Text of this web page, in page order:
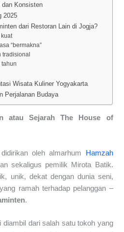
dan Konsisten
2025
dari Restoran Lain di Jogja?
kuat
“bermakna”
tradisional
tahun
Wisata Kuliner Yogyakarta
Perjalanan Budaya
atau Sejarah The House of
oleh almarhum
Hamzah
sekaligus pemilik Mirota Batik.
unik, dekat dengan dunia seni,
ramah terhadap pelanggan –
.
diambil dari salah satu tokoh yang